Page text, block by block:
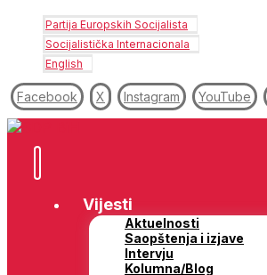
Partija Europskih Socijalista
Socijalistička Internacionala
English
Facebook X Instagram YouTube
Vijesti
Aktuelnosti
Saopštenja i izjave
Intervju
Kolumna/Blog